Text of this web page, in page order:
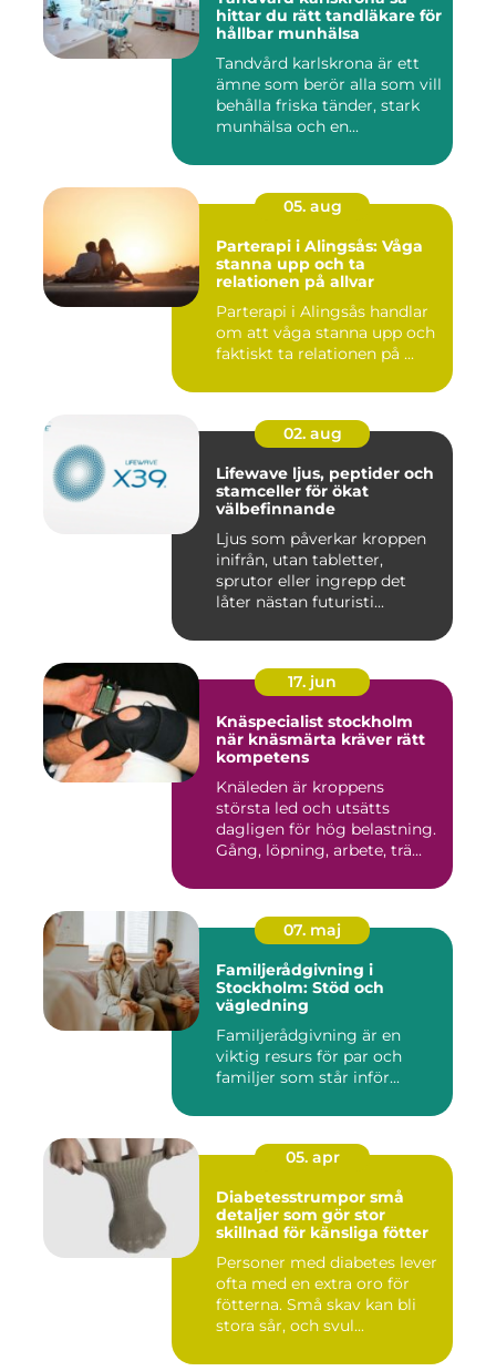
hittar du rätt tandläkare för
hållbar munhälsa
Tandvård karlskrona är ett
ämne som berör alla som vill
behålla friska tänder, stark
munhälsa och en...
05. aug
Parterapi i Alingsås: Våga
stanna upp och ta
relationen på allvar
Parterapi i Alingsås handlar
om att våga stanna upp och
faktiskt ta relationen på ...
02. aug
Lifewave ljus, peptider och
stamceller för ökat
välbefinnande
Ljus som påverkar kroppen
inifrån, utan tabletter,
sprutor eller ingrepp det
låter nästan futuristi...
17. jun
Knäspecialist stockholm
när knäsmärta kräver rätt
kompetens
Knäleden är kroppens
största led och utsätts
dagligen för hög belastning.
Gång, löpning, arbete, trä...
07. maj
Familjerådgivning i
Stockholm: Stöd och
vägledning
Familjerådgivning är en
viktig resurs för par och
familjer som står inför...
05. apr
Diabetesstrumpor små
detaljer som gör stor
skillnad för känsliga fötter
Personer med diabetes lever
ofta med en extra oro för
fötterna. Små skav kan bli
stora sår, och svul...